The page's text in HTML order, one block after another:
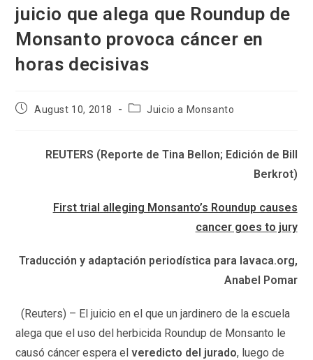
juicio que alega que Roundup de
Monsanto provoca cáncer en
horas decisivas
PostAugust 10, 2018
Post Juicio a Monsanto
REUTERS (Reporte de Tina Bellon; Edición de Bill
Berkrot)
First trial alleging Monsanto’s Roundup causes
cancer goes to jury
Traducción y adaptación periodística para lavaca.org,
Anabel Pomar
(Reuters) – El juicio en el que un jardinero de la escuela
alega que el uso del herbicida Roundup de Monsanto le
causó cáncer espera elveredicto del jurado, luego de